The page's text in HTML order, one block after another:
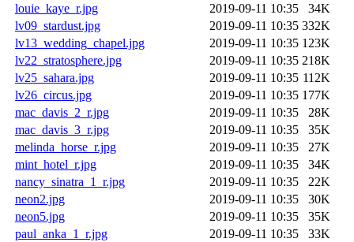
louie_kaye_r.jpg
2019-09-11 10:35
34K
lv09_stardust.jpg
2019-09-11 10:35 332K
lv13_wedding_chapel.jpg
2019-09-11 10:35 123K
lv22_stratosphere.jpg
2019-09-11 10:35 218K
lv25_sahara.jpg
2019-09-11 10:35 112K
lv26_circus.jpg
2019-09-11 10:35 177K
mac_davis_2_r.jpg
2019-09-11 10:35
28K
mac_davis_3_r.jpg
2019-09-11 10:35
35K
melinda_horse_r.jpg
2019-09-11 10:35
27K
mint_hotel_r.jpg
2019-09-11 10:35
34K
nancy_sinatra_1_r.jpg
2019-09-11 10:35
22K
neon2.jpg
2019-09-11 10:35
30K
neon5.jpg
2019-09-11 10:35
35K
paul_anka_1_r.jpg
2019-09-11 10:35
33K